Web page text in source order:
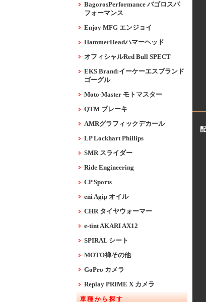
BagorosPerformance バゴロスパ
フォーマンス
Enjoy MFG エンジョイ
HammerHeadハマーヘッド
オフィシャルRed Bull SPECT
EKS Brand:イーケーエスブランド
ゴーグル
Moto-Master モトマスター
QTM ブレーキ
AMRグラフィックデカール
LP Lockhart Phillips
SMR スライダー
Ride Engineering
CP Sports
eni Agip オイル
CHR タイヤウォーマー
e-tint AKARI AX12
SPIRAL シート
MOTO禅その他
GoPro カメラ
Replay PRIME X カメラ
車種から探す